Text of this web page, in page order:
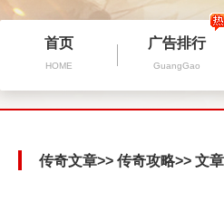
首页
HOME
广告排行
GuangGao
传奇文章>> 传奇攻略>> 文